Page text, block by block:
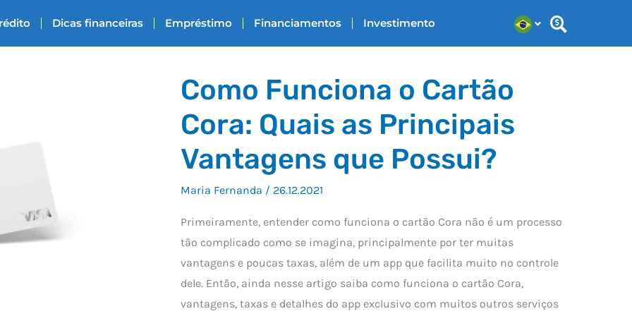
Dicas financeiras Empréstimo Financiamentos Investimento
Como Funciona o Cartão
Cora: Quais as Principais
Vantagens que Possui?
Maria Fernanda / 26.12.2021
Primeiramente, entender como funciona o cartão Cora não é um processo
tão complicado como se imagina, principalmente por ter muitas
vantagens e poucas taxas, além de um app que facilita muito no controle
dele. Então, ainda nesse artigo saiba como funciona o cartão Cora,
vantagens, taxas e detalhes do app exclusivo com muitos outros serviços